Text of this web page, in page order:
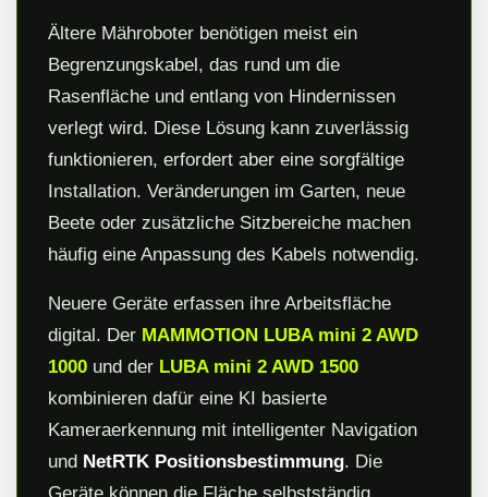
Ältere Mähroboter benötigen meist ein
Begrenzungskabel, das rund um die
Rasenfläche und entlang von Hindernissen
verlegt wird. Diese Lösung kann zuverlässig
funktionieren, erfordert aber eine sorgfältige
Installation. Veränderungen im Garten, neue
Beete oder zusätzliche Sitzbereiche machen
häufig eine Anpassung des Kabels notwendig.
Neuere Geräte erfassen ihre Arbeitsfläche
digital. Der MAMMOTION LUBA mini 2 AWD
1000 und der LUBA mini 2 AWD 1500
kombinieren dafür eine KI basierte
Kameraerkennung mit intelligenter Navigation
und NetRTK Positionsbestimmung. Die